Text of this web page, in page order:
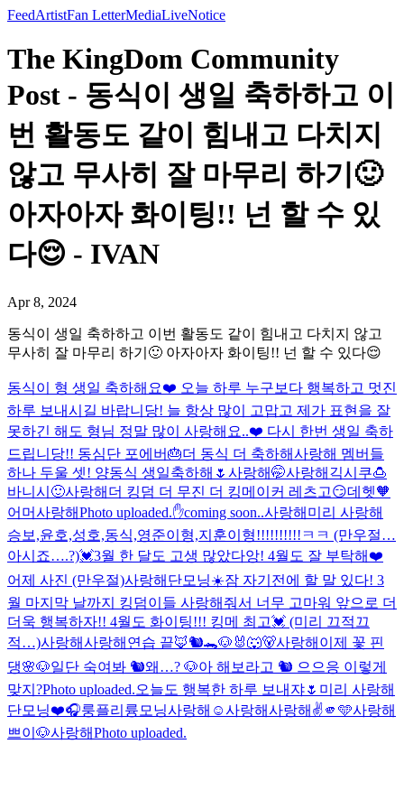
FeedArtistFan LetterMediaLiveNotice
The KingDom Community
Post - 동식이 생일 축하하고 이
번 활동도 같이 힘내고 다치지
않고 무사히 잘 마무리 하기🙂
아자아자 화이팅!! 넌 할 수 있
다😌 - IVAN
Apr 8, 2024
동식이 생일 축하하고 이번 활동도 같이 힘내고 다치지 않고
무사히 잘 마무리 하기🙂 아자아자 화이팅!! 넌 할 수 있다😌
동식이 형 생일 축하해요❤️ 오늘 하루 누구보다 행복하고 멋진
하루 보내시길 바랍니당! 늘 항상 많이 고맙고 제가 표현을 잘
못하긴 해도 형님 정말 많이 사랑해요..❤️ 다시 한번 생일 축하
드립니당!! 동심단 포에버🎂더 동식 더 축하해사랑해 멤버들
하나 두울 셋! 양동식 생일축하해🌷 사랑해🤭사랑해 긱시쿠🍮
바니시🙂사랑해 더 킹덤 더 무진 더 킹메이커 레츠고😏데헷🧡
어머사랑해Photo uploaded.✋coming soon..사랑해 미리 사랑해
승보,윤호,성호,동식,영준이형,지훈이형!!!!!!!!!!ㅋㅋ (만우절…
아시죠….?)💓3월 한 달도 고생 많았다앙! 4월도 잘 부탁해❤️
어제 사진 (만우절)사랑해 단모닝☀️잠 자기전에 할 말 있다! 3
월 마지막 날까지 킹덤이들 사랑해줘서 너무 고마워 앞으로 더
더욱 행복하자!! 4월도 화이팅!!! 킹메 최고💓 (미리 끄적끄
적…)사랑해사랑해 연습 끝🦊🐿️🐊🐶🐰🐺🐻사랑해 이제 꽃 핀
댕🌸🐶일단 숙여봐 🐿️왜…? 🐶아 해보라고 🐿️ 으으응 이렇게
맞지?Photo uploaded.오늘도 행복한 하루 보내쟈🌷 미리 사랑해
단모닝❤️🎧룽플리 륭모닝사랑해 ☺️사랑해사랑해 ✌️🫵🩵사랑해
쁘이 🐶사랑해Photo uploaded.